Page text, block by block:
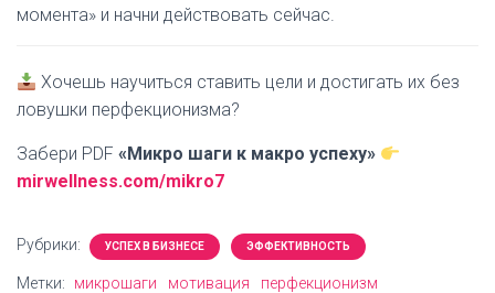
момента» и начни действовать сейчас.
Хочешь научиться ставить цели и достигать их без
ловушки перфекционизма?
Забери PDF «Микро шаги к макро успеху»
mirwellness.com/mikro7
Рубрики: УСПЕХ В БИЗНЕСЕ ЭФФЕКТИВНОСТЬ
Метки: микрошаги мотивация
перфекционизм